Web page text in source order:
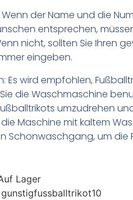
der Name und die
entsprechen,
nicht, sollten Sie Ihren
eingeben.
Es wird empfohlen,
die Waschmaschine
umzudrehen
Maschine mit kaltem
Schonwaschgang, um die
Lager